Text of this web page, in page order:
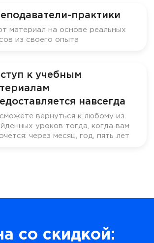
практики
материал на основе реальных
из своего опыта
к учебным
навсегда
вернуться к любому из
уроков тогда, когда вам
через месяц, год, пять лет
со скидкой: